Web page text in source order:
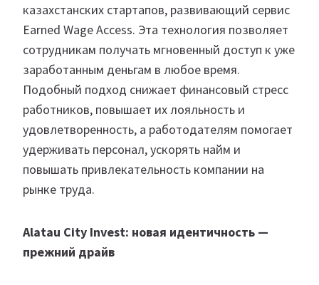
казахстанских стартапов, развивающий сервис
Earned Wage Access. Эта технология позволяет
сотрудникам получать мгновенный доступ к уже
заработанным деньгам в любое время.
Подобный подход снижает финансовый стресс
работников, повышает их лояльность и
удовлетворенность, а работодателям помогает
удерживать персонал, ускорять найм и
повышать привлекательность компании на
рынке труда.
Alatau City Invest: новая идентичность —
прежний драйв